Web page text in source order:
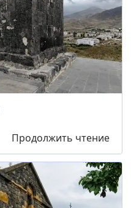
Продолжить чтение